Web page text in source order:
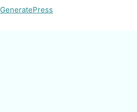
GeneratePress